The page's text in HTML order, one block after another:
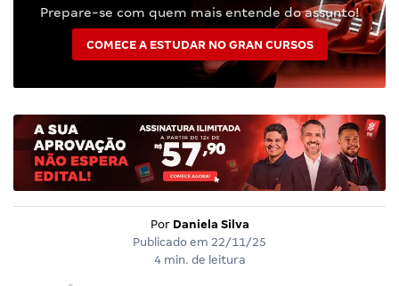
Prepare-se com quem mais entende do assunto!
COMECE A ESTUDAR NO GRAN CURSOS
Por Daniela Silva
Publicado em 22/11/25
4 min. de leitura